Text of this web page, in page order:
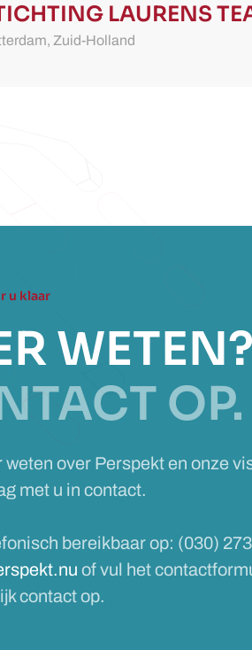
LAURENS
Zuid-Holland
u klaar
WETEN?
OP.
weten over Perspekt en onze
met u in contact.
bereikbaar op: (030)
of vul het
contact op.